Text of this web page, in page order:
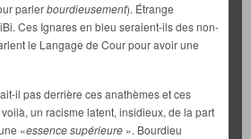
parlerbourdieusement). Étrange
Ces Ignares en bleu seraient-ils des non-
le Langage de Cour pour avoir une
il pas derrière ces anathèmes et ces
un racisme latent, insidieux, de la part
«essence supérieure ». Bourdieu